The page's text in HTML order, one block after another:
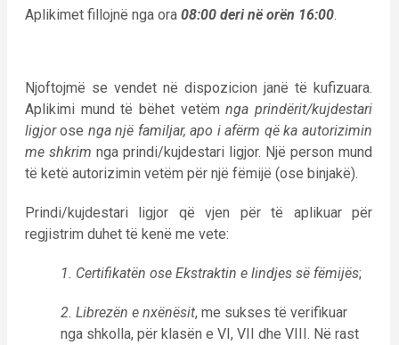
Aplikimet fillojnë nga ora 08:00 deri në orën 16:00.
Njoftojmë se vendet në dispozicion janë të kufizuara.
Aplikimi mund të bëhet vetëmnga prindërit/kujdestari
ligjorose nga një familjar, apo i afërm që ka autorizimin
me shkrim nga prindi/kujdestari ligjor. Një person mund
të ketë autorizimin vetëm për një fëmijë (ose binjakë).
Prindi/kujdestari ligjor që vjen për të aplikuar për
regjistrim duhet të kenë me vete:
1. Certifikatën ose Ekstraktin e lindjes së fëmijës;
2. Librezën e nxënësit, me sukses të verifikuar
nga shkolla, për klasën e VI, VII dhe VIII. Në rast